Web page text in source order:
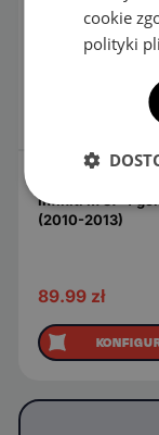
Infiniti M 37 4 gen
(2010-2013)
89.99 zł
cookie
polityki